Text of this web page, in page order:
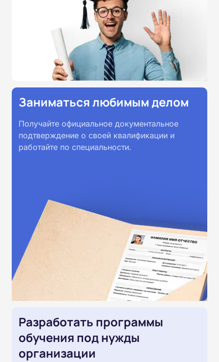
Заниматься любимым делом
Получайте официальное документальное
подтверждение о своей квалификации и
работайте по специальности.
Разработать программы
обучения под нужды
организации